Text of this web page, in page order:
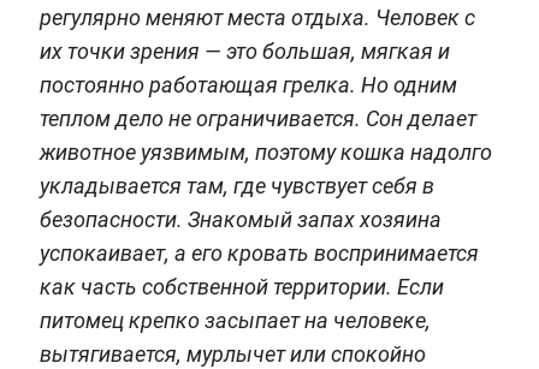
регулярно меняют места отдыха. Человек с
их точки зрения — это большая, мягкая и
постоянно работающая грелка. Но одним
теплом дело не ограничивается. Сон делает
животное уязвимым, поэтому кошка надолго
укладывается там, где чувствует себя в
безопасности. Знакомый запах хозяина
успокаивает, а его кровать воспринимается
как часть собственной территории. Если
питомец крепко засыпает на человеке,
вытягивается, мурлычет или спокойно